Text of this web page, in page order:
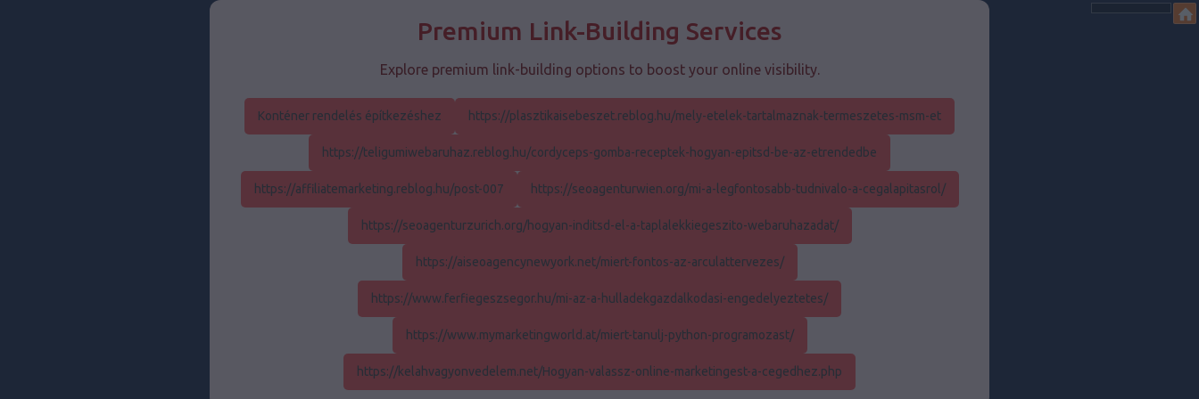
Premium Link-Building Services
Explore premium link-building options to boost your online visibility.
Konténer rendelés építkezéshez https://plasztikaisebeszet.reblog.hu/mely-etelek-tartalmaznak-termeszetes-msm-et
https://teligumiwebaruhaz.reblog.hu/cordyceps-gomba-receptek-hogyan-epitsd-be-az-etrendedbe
https://affiliatemarketing.reblog.hu/post-007 https://seoagenturwien.org/mi-a-legfontosabb-tudnivalo-a-cegalapitasrol/
https://seoagenturzurich.org/hogyan-inditsd-el-a-taplalekkiegeszito-webaruhazadat/
https://aiseoagencynewyork.net/miert-fontos-az-arculattervezes/
https://www.ferfiegeszsegor.hu/mi-az-a-hulladekgazdalkodasi-engedelyeztetes/
https://www.mymarketingworld.at/miert-tanulj-python-programozast/
https://kelahvagyonvedelem.net/Hogyan-valassz-online-marketingest-a-cegedhez.php